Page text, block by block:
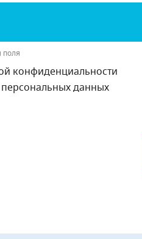
поля
конфиденциальности
персональных данных